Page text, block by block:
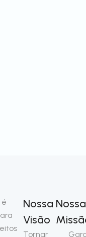
é
Nossa
Visão
Tornar
Nossa